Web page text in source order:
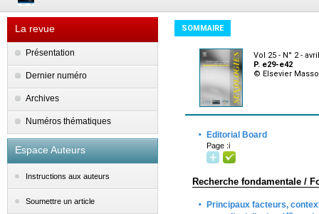
La revue
Présentation
Dernier numéro
Archives
Numéros thématiques
Espace Auteurs
Instructions aux auteurs
Soumettre un article
SOMMAIRE
Vol 25 - N° 2 -
P. e29-e42
© Elsevier
· Editorial Board
Page :i
Recherche fondamentale /
·
Principaux facteurs,